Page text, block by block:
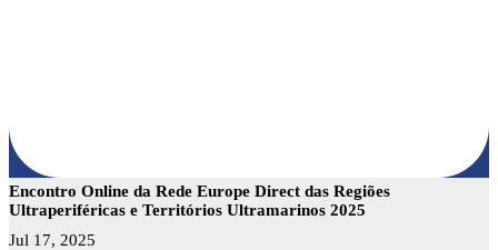
Encontro Online da Rede Europe Direct das Regiões
Ultraperiféricas e Territórios Ultramarinos 2025
Jul 17, 2025